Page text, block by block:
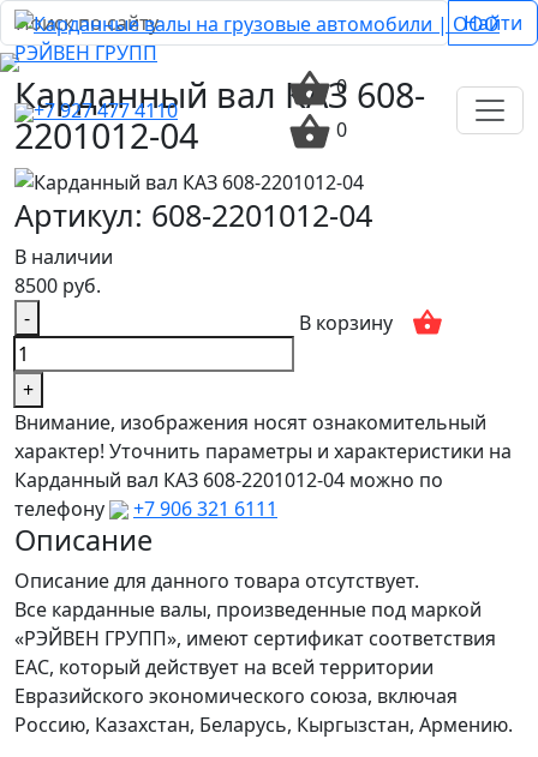
+7 927 477 4110
0
0
Найти
Карданный вал КАЗ 608-
2201012-04
Артикул: 608-2201012-04
В наличии
8500 руб.
-
+
В корзину
Внимание, изображения носят ознакомительный
характер! Уточнить параметры и характеристики на
Карданный вал КАЗ 608-2201012-04 можно по
телефону
+7 906 321 6111
Описание
Описание для данного товара отсутствует.
Все карданные валы, произведенные под маркой
«РЭЙВЕН ГРУПП», имеют сертификат соответствия
ЕАС, который действует на всей территории
Евразийского экономического союза, включая
Россию, Казахстан, Беларусь, Кыргызстан, Армению.